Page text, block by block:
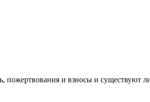
пожертвования и взносы и существуют